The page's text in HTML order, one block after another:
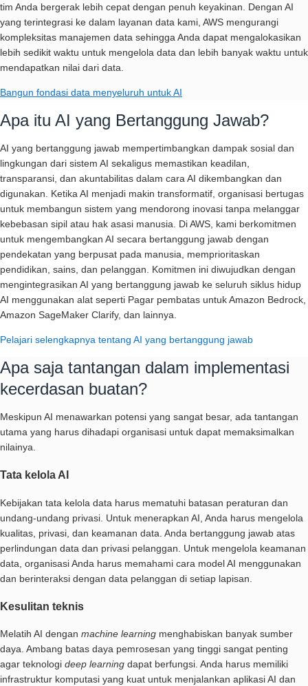
tim Anda bergerak lebih cepat dengan penuh keyakinan. Dengan AI
yang terintegrasi ke dalam layanan data kami, AWS mengurangi
kompleksitas manajemen data sehingga Anda dapat mengalokasikan
lebih sedikit waktu untuk mengelola data dan lebih banyak waktu untuk
mendapatkan nilai dari data.
Bangun fondasi data menyeluruh untuk AI
Apa itu AI yang Bertanggung Jawab?
AI yang bertanggung jawab mempertimbangkan dampak sosial dan
lingkungan dari sistem AI sekaligus memastikan keadilan,
transparansi, dan akuntabilitas dalam cara AI dikembangkan dan
digunakan. Ketika AI menjadi makin transformatif, organisasi bertugas
untuk membangun sistem yang mendorong inovasi tanpa melanggar
kebebasan sipil atau hak asasi manusia. Di AWS, kami berkomitmen
untuk mengembangkan AI secara bertanggung jawab dengan
pendekatan yang berpusat pada manusia, memprioritaskan
pendidikan, sains, dan pelanggan. Komitmen ini diwujudkan dengan
mengintegrasikan AI yang bertanggung jawab ke seluruh siklus hidup
AI menggunakan alat seperti Pagar pembatas untuk Amazon Bedrock,
Amazon SageMaker Clarify, dan lainnya.
Pelajari selengkapnya tentang AI yang bertanggung jawab
Apa saja tantangan dalam implementasi
kecerdasan buatan?
Meskipun AI menawarkan potensi yang sangat besar, ada tantangan
utama yang harus dihadapi organisasi untuk dapat memaksimalkan
nilainya.
Tata kelola AI
Kebijakan tata kelola data harus mematuhi batasan peraturan dan
undang-undang privasi. Untuk menerapkan AI, Anda harus mengelola
kualitas, privasi, dan keamanan data. Anda bertanggung jawab atas
perlindungan data dan privasi pelanggan. Untuk mengelola keamanan
data, organisasi Anda harus memahami cara model AI menggunakan
dan berinteraksi dengan data pelanggan di setiap lapisan.
Kesulitan teknis
Melatih AI dengan machine learning menghabiskan banyak sumber
daya. Ambang batas daya pemrosesan yang tinggi sangat penting
agar teknologi deep learning dapat berfungsi. Anda harus memiliki
infrastruktur komputasi yang kuat untuk menjalankan aplikasi AI dan